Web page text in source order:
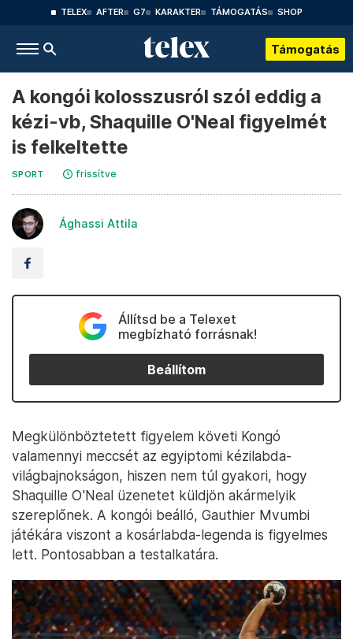
TELEX AFTER G7 KARAKTER TÁMOGATÁS SHOP
Támogatás
A kongói kolosszusról szól eddig a
kézi-vb, Shaquille O'Neal figyelmét
is felkeltette
SPORT frissítve
Ághassi Attila
Állítsd be a Telexet
megbízható forrásnak!
Beállítom
Megkülönböztetett figyelem követi Kongó
valamennyi meccsét az egyiptomi kézilabda-
világbajnokságon, hiszen nem túl gyakori, hogy
Shaquille O'Neal üzenetet küldjön akármelyik
szereplőnek. A kongói beálló, Gauthier Mvumbi
játékára viszont a kosárlabda-legenda is figyelmes
lett. Pontosabban a testalkatára.